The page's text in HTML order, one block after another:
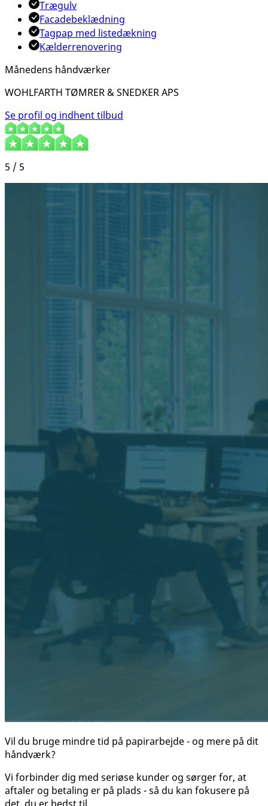
Trægulv
Facadebeklædning
Tagpap med listedækning
Kælderrenovering
Månedens håndværker
WOHLFARTH TØMRER & SNEDKER APS
Se profil og indhent tilbud
5 / 5
Vil du bruge mindre tid på papirarbejde - og mere på dit
håndværk?
Vi forbinder dig med seriøse kunder og sørger for, at
aftaler og betaling er på plads - så du kan fokusere på